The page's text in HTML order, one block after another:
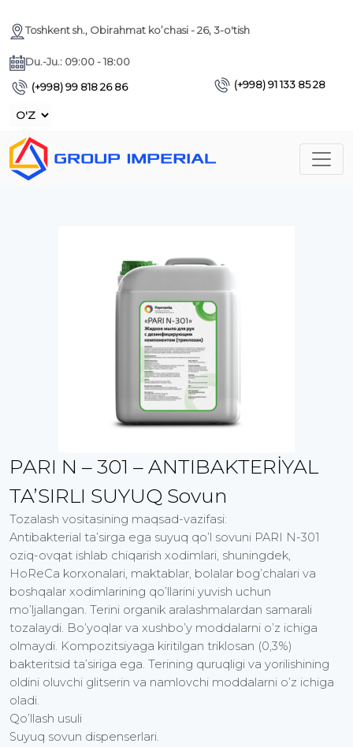
Toshkent sh., Obirahmat ko’chasi - 26, 3-o'tish
Du.-Ju.: 09:00 - 18:00
(+998) 99 818 26 86
(+998) 91 133 85 28
PARI N – 301 – ANTIBAKTERİYAL
TA’SIRLI SUYUQ Sovun
Tozalash vositasining maqsad-vazifasi:
Antibakterial ta’sirga ega suyuq qo’l sovuni PARI N-301
oziq-ovqat ishlab chiqarish xodimlari, shuningdek,
HoReCa korxonalari, maktablar, bolalar bog’chalari va
boshqalar xodimlarining qo’llarini yuvish uchun
mo’ljallangan. Terini organik aralashmalardan samarali
tozalaydi. Bo’yoqlar va xushbo’y moddalarni o’z ichiga
olmaydi. Kompozitsiyaga kiritilgan triklosan (0,3%)
bakteritsid ta’siriga ega. Terining quruqligi va yorilishining
oldini oluvchi glitserin va namlovchi moddalarni o’z ichiga
oladi.
Qo’llash usuli
Suyuq sovun dispenserlari.